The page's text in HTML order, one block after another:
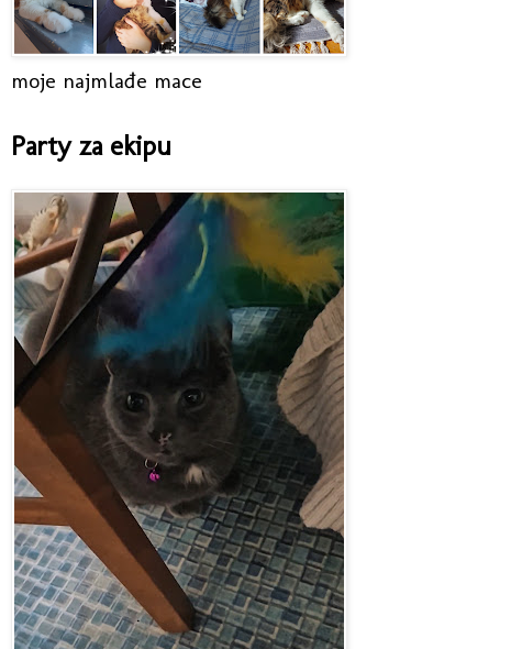
moje najmlađe mace
Party za ekipu